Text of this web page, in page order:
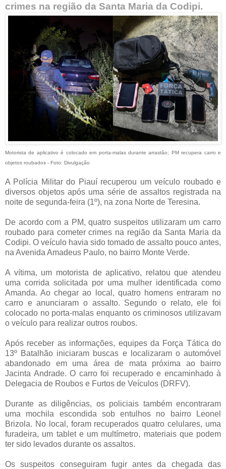
crimes na região da Santa Maria da Codipi.
Motorista de aplicativo é colocado em porta-malas durante arrastão; PM recupera carro e
objetos roubados - Foto: Divulgação
A Polícia Militar do Piauí recuperou um veículo roubado e
diversos objetos após uma série de assaltos registrada na
noite de segunda-feira (1º), na zona Norte de Teresina.
De acordo com a PM, quatro suspeitos utilizaram um carro
roubado para cometer crimes na região da Santa Maria da
Codipi. O veículo havia sido tomado de assalto pouco antes,
na Avenida Amadeus Paulo, no bairro Monte Verde.
A vítima, um motorista de aplicativo, relatou que atendeu
uma corrida solicitada por uma mulher identificada como
Amanda. Ao chegar ao local, quatro homens entraram no
carro e anunciaram o assalto. Segundo o relato, ele foi
colocado no porta-malas enquanto os criminosos utilizavam
o veículo para realizar outros roubos.
Após receber as informações, equipes da Força Tática do
13º Batalhão iniciaram buscas e localizaram o automóvel
abandonado em uma área de mata próxima ao bairro
Jacinta Andrade. O carro foi recuperado e encaminhado à
Delegacia de Roubos e Furtos de Veículos (DRFV).
Durante as diligências, os policiais também encontraram
uma mochila escondida sob entulhos no bairro Leonel
Brizola. No local, foram recuperados quatro celulares, uma
furadeira, um tablet e um multímetro, materiais que podem
ter sido levados durante os assaltos.
Os suspeitos conseguiram fugir antes da chegada das